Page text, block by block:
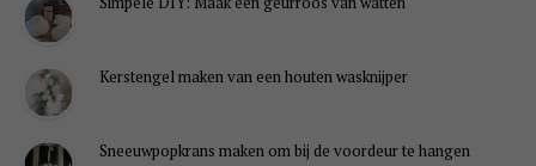
Kerstengel maken van een houten wasknijper
Sneeuwpopkrans maken om bij de voordeur te hangen